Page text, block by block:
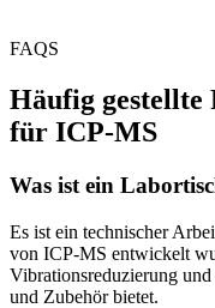
FAQS
Häufig gestellte
für ICP-MS
Was ist ein
Es ist ein technischer
von ICP-MS entwickelt
Vibrationsreduzierung
und Zubehör bietet.